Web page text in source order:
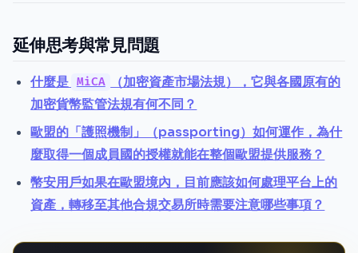
延伸思考與常見問題
什麼是 MiCA
（加密資產市場法規），它與各國原有的
加密貨幣監管法規有何不同？
歐盟的「護照機制」（passporting）如何運作，為什
麼取得一個成員國的授權就能在整個歐盟提供服務？
幣安用戶如果在歐盟境內，目前應該如何處理平台上的
資產，轉移至其他合規交易所時需要注意哪些事項？